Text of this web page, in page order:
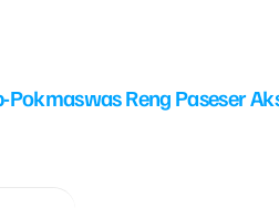
Reng Paseser